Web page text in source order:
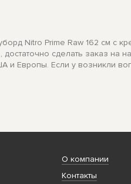
Nitro Prime Raw 162 см с
достаточно сделать заказ
и Европы. Если у возникли
О компании
Контакты